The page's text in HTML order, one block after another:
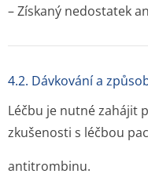
– Získaný nedostatek
4.2. Dávkování a
Léčbu je nutné zahájit
zkušenosti s léčbou
antitrombinu.